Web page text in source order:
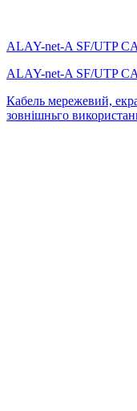
ALAY-net-A SF/UTP
ALAY-net-A SF/UTP
Кабель мережевий,
зовнішньго